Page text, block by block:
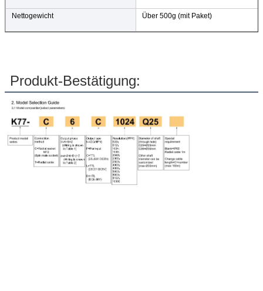
Nettogewicht Über 500g (mit Paket)
Produkt-Bestätigung: